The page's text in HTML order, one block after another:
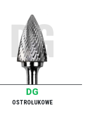
DG
DG
OSTROŁUKOWE